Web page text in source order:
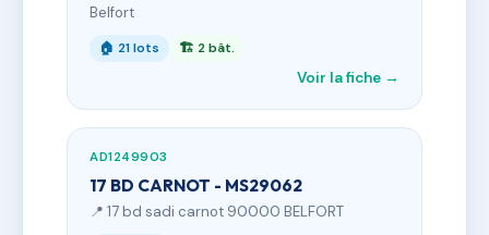
Belfort
🏠 21 lots 🏗 2 bât.
Voir la fiche →
AD1249903
17 BD CARNOT - MS29062
📍 17 bd sadi carnot 90000 BELFORT